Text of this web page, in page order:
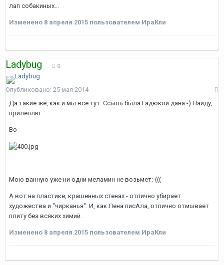
лап собакиных...
Изменено 8 апреля 2015 пользователем ИраКли
Ladybug 0
Опубликовано: 25 мая 2014
Да такие же, как и мы все тут. Ссыль была Гадюкой дана:-) Найду,
прилеплю.
Во
Мою ванную уже ни одни меламин не возьмет:-(((
А вот на пластике, крашенных стенах - отлично убирает
художества и "чирканья". И, как Лена писАла, отлично отмывает
плиту без всяких химий.
Изменено 8 апреля 2015 пользователем ИраКли